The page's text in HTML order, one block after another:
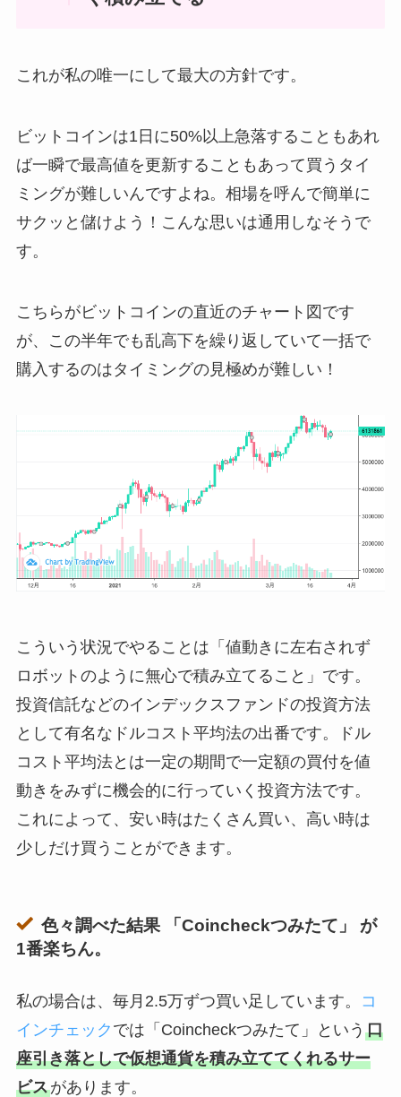
これが私の唯一にして最大の方針です。
ビットコインは1日に50%以上急落することもあれ
ば一瞬で最高値を更新することもあって買うタイ
ミングが難しいんですよね。相場を呼んで簡単に
サクッと儲けよう！こんな思いは通用しなそうで
す。
こちらがビットコインの直近のチャート図です
が、この半年でも乱高下を繰り返していて一括で
購入するのはタイミングの見極めが難しい！
こういう状況でやることは「値動きに左右されず
ロボットのように無心で積み立てること」です。
投資信託などのインデックスファンドの投資方法
として有名なドルコスト平均法の出番です。ドル
コスト平均法とは一定の期間で一定額の買付を値
動きをみずに機会的に行っていく投資方法です。
これによって、安い時はたくさん買い、高い時は
少しだけ買うことができます。
色々調べた結果 「Coincheckつみたて」 が
1番楽ちん。
私の場合は、毎月2.5万ずつ買い足しています。
コ
インチェック では「Coincheckつみたて」という 口
座引き落としで仮想通貨を積み立ててくれるサー
ビスがあります。